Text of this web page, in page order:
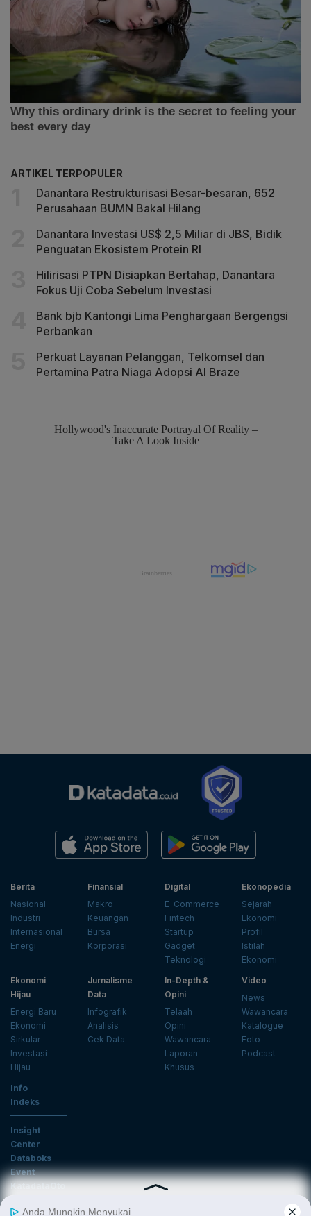
ARTIKEL TERPOPULER
Danantara Restrukturisasi Besar-besaran, 652
Perusahaan BUMN Bakal Hilang
Danantara Investasi US$ 2,5 Miliar di JBS, Bidik
Penguatan Ekosistem Protein RI
Hilirisasi PTPN Disiapkan Bertahap, Danantara
Fokus Uji Coba Sebelum Investasi
Bank bjb Kantongi Lima Penghargaan Bergengsi
Perbankan
Perkuat Layanan Pelanggan, Telkomsel dan
Pertamina Patra Niaga Adopsi AI Braze
Berita
Nasional
Industri
Internasional
Energi
Finansial
Makro
Keuangan
Bursa
Korporasi
Digital
E-Commerce
Fintech
Startup
Gadget
Teknologi
Ekonopedia
Sejarah
Ekonomi
Profil
Istilah
Ekonomi
Ekonomi
Hijau
Energi Baru
Ekonomi
Sirkular
Investasi
Hijau
Jurnalisme
Data
Infografik
Analisis
Cek Data
In-Depth &
Opini
Telaah
Opini
Wawancara
Laporan
Khusus
Video
News
Wawancara
Katalogue
Foto
Podcast
Info
Indeks
Insight
Center
Databoks
Event
KatadataOto